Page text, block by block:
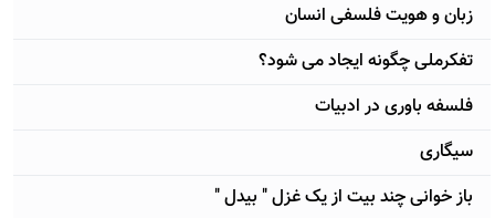
زبان و هویت فلسفی انسان
تفکرملی چگونه ایجاد می شود؟
فلسفه باوری در ادبیات
سیگاری
باز خوانی چند بیت از یک غزل " بیدل "